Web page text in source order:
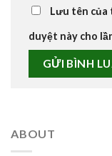
Lưu tên của
duyệt này cho
ABOUT